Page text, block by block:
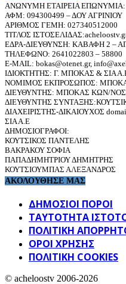
ΑΝΩΝΥΜΗ ΕΤΑΙΡΕΙΑ
ΑΦΜ: 094300499 – ΔΟΥ ΑΓΡΙΝΙΟΥ
ΑΡΙΘΜΟΣ ΓΕΜΗ: 027340512000
ΤΙΤΛΟΣ
ΕΔΡΑ-ΔΙΕΥΘΥΝΣΗ: ΚΑΒΑΦΗ 2 –
ΤΗΛΕΦΩΝΟ: 2641022803 – 58800
E-MAIL: bokas@otenet.gr,
ΙΔΙΟΚΤΗΤΗΣ: Γ. ΜΠΟΚΑΣ & ΣΙΑ
ΝΟΜΙΜΟΣ ΕΚΠΡΟΣΩΠΟΣ:
ΔΙΕΥΘΥΝΤΗΣ: ΜΠΟΚΑΣ ΚΩΝ/ΝΟΣ
ΔΙΕΥΘΥΝΤΗΣ
ΔΙΑΧΕΙΡΙΣΤΗΣ-ΔΙΚΑΙΟΥΧΟΣ
ΣΙΑ Α.Ε
ΔΗΜΟΣΙΟΓΡΑΦΟΙ:
ΚΟΥΤΣΙΚΟΣ ΠΑΝΤΕΛΗΣ
ΒΑΚΡΑΚΟΥ ΣΟΦΙΑ
ΠΑΠΑΔΗΜΗΤΡΙΟΥ ΔΗΜΗΤΡΗΣ
ΚΟΥΤΣΙΟΥΜΠΑΣ ΑΛΕΞΑΝΔΡΟΣ
ΑΚΟΛΟΥΘΗΣΕ ΜΑΣ
ΔΗΜΟΣΙΟΙ ΠΟΡΟΙ
ΤΑΥΤΌΤΗΤΑ
ΠΟΛΙΤΙΚΉ
ΌΡΟΙ ΧΡΉΣΗΣ
ΠΟΛΙΤΙΚΗ COOKIES
© acheloostv 2006-2026